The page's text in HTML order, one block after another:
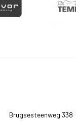
Brugsesteenweg 338